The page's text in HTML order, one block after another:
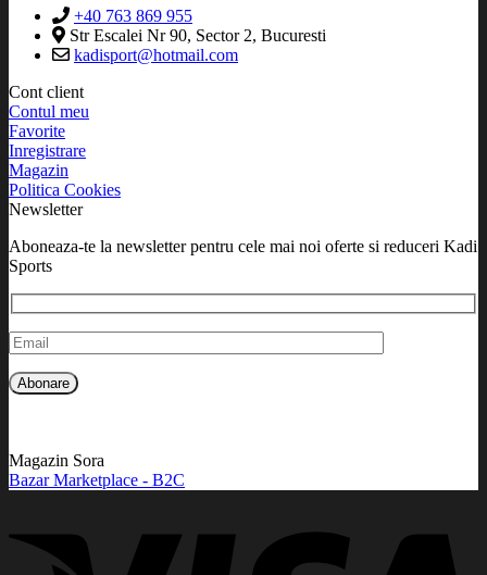
+40 763 869 955
Str Escalei Nr 90, Sector 2, Bucuresti
kadisport@hotmail.com
Cont client
Contul meu
Favorite
Inregistrare
Magazin
Politica Cookies
Newsletter
Aboneaza-te la newsletter pentru cele mai noi oferte si reduceri Kadi
Sports
Magazin Sora
Bazar Marketplace - B2C